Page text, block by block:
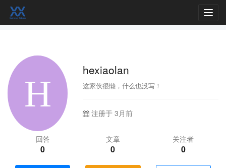
hexiaolan
这家伙很懒，什么也没写！
注册于 3月前
回答
0
文章
0
关注者
0